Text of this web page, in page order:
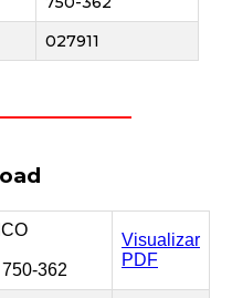
027911
362
Visualizar
PDF